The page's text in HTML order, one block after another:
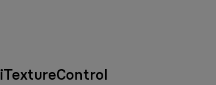
iTextureControl